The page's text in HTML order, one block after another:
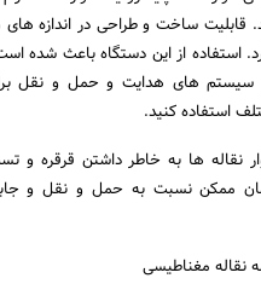
قابلیت ساخت و طراحی در اندازه های
استفاده از این دستگاه باعث شده
سیستم‌ های هدایت و حمل و نقل
استفاده کنید.
نقاله ها به خاطر داشتن قرقره و
ممکن نسبت به حمل و نقل و
نقاله مغناطیسی